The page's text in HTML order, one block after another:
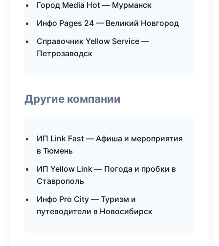
Город Media Hot — Мурманск
Инфо Pages 24 — Великий Новгород
Справочник Yellow Service —
Петрозаводск
Другие компании
ИП Link Fast — Афиша и мероприятия
в Тюмень
ИП Yellow Link — Погода и пробки в
Ставрополь
Инфо Pro City — Туризм и
путеводители в Новосибирск